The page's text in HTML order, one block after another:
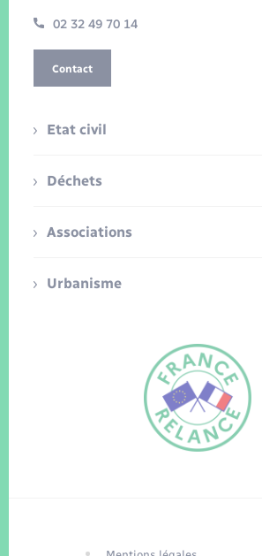
02 32 49 70 14
Contact
Etat civil
Déchets
Associations
Urbanisme